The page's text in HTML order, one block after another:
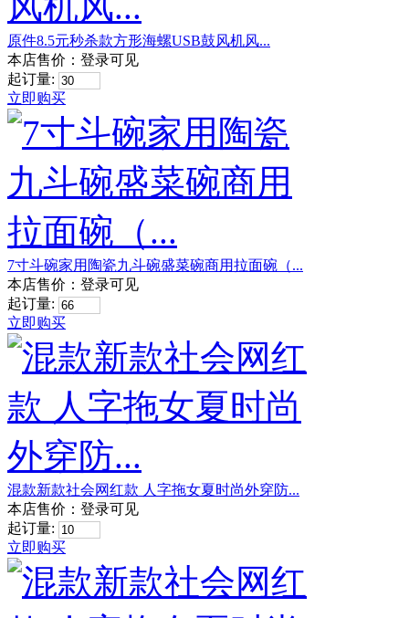
原件8.5元秒杀款方形海螺USB鼓风机风...
本店售价： 登录可见
起订量:
立即购买
7寸斗碗家用陶瓷九斗碗盛菜碗商用拉面碗（...
本店售价： 登录可见
起订量:
立即购买
混款新款社会网红款 人字拖女夏时尚外穿防...
本店售价： 登录可见
起订量:
立即购买